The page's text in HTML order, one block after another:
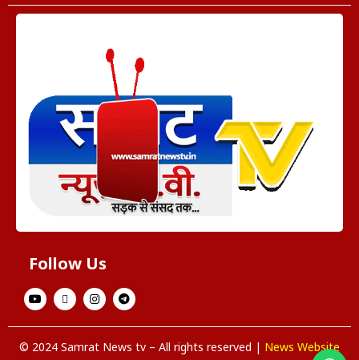
Follow Us
© 2024 Samrat News tv – All rights reserved | News Website